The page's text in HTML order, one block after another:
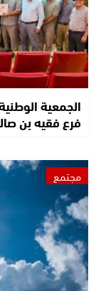
الجمعية
فرع فقيه بن
مجتمع